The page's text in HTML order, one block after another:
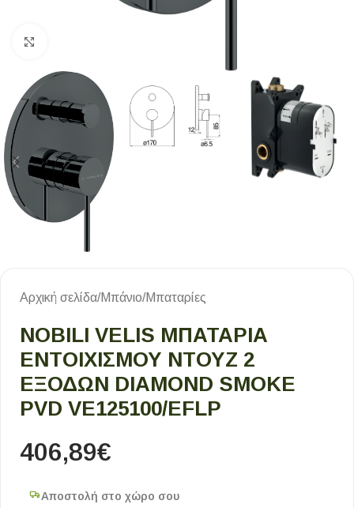
Αρχική σελίδα/Μπάνιο/Μπαταρίες
NOBILI VELIS ΜΠΑΤΑΡΊΑ
ΕΝΤΟΙΧΙΣΜΟΎ ΝΤΟΥΖ 2
ΕΞΌΔΩΝ DIAMOND SMOKE
PVD VE125100/EFLP
406,89€
Αποστολή στο χώρο σου